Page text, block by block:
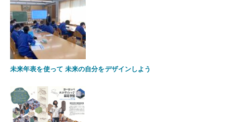
未来年表を使って 未来の自分をデザインしよう